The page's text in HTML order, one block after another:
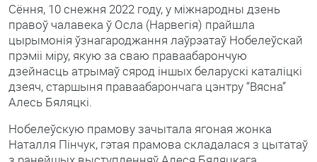
Сёння, 10 снежня 2022 году, у міжнародны дзень
правоў чалавека ў Осла (Нарвегія) прайшла
цырымонія ўзнагароджання лаўрэатаў Нобелеўскай
прэміі міру, якую за сваю праваабарончую
дзейнасць атрымаў сярод іншых беларускі каталіцкі
дзеяч, старшыня праваабарончага цэнтру “Вясна”
Алесь Бяляцкі.
Нобелеўскую прамову зачытала ягоная жонка
Наталля Пінчук, гэтая прамова складалася з цытатаў